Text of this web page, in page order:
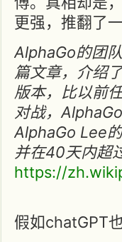
更强，推翻了
AlphaGo的团
篇文章，介绍
版本，比以前
对战，
AlphaGo Lee
并在40天内超
https://
假如chatGPT